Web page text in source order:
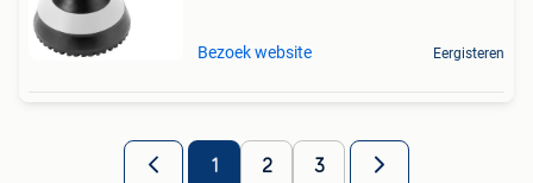
Bezoek website Eergisteren
1 2 3